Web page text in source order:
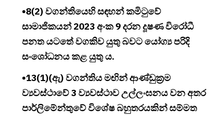
•8(2) වගන්තියෙහි සඳහන් කමිටුවේ
සාමාජිකයන් 2023 අංක 9 දරන දූෂණ විරෝධී
පනත යටතේ වගකිව යුතු බවට යෝග්‍ය පරිදි
සංශෝධනය කළ යුතු ය.
•13(1)(ඇ) වගන්තිය මඟින් ආණ්ඩුක්‍රම
ව්‍යවස්ථාවේ 3 ව්‍යවස්ථාව උල්ලංඝනය වන අතර
පාර්ලිමේන්තුවේ විශේෂ බහුතරයකින් සම්මත